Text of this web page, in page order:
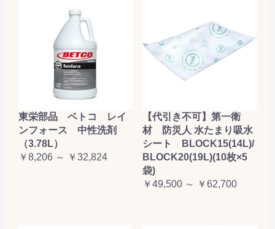
東栄部品 ベトコ レイ
ンフォース 中性洗剤
（3.78L）
￥8,206 ～ ￥32,824
【代引き不可】第一衛
材 防災人 水たまり吸水
シート BLOCK15(14L)/
BLOCK20(19L)(10枚×5
袋)
￥49,500 ～ ￥62,700